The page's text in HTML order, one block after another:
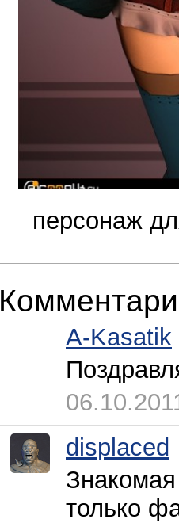
персонаж
A-Kasatik
displaced
только